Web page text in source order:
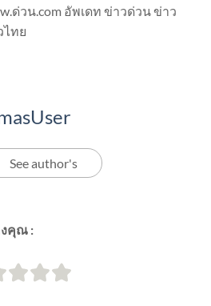
ด่วน.com อัพเดท ข่าวด่วน ข่าว
ทย
See author's
คุณ :